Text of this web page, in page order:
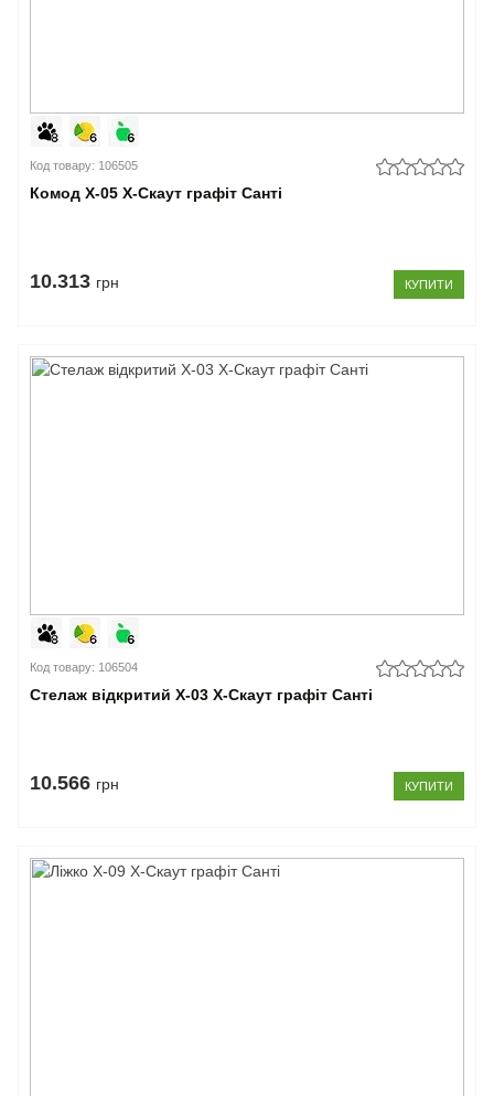
Код товару: 106505
Комод Х-05 X-Скаут графіт Санті
10.313 грн КУПИТИ
Код товару: 106504
Стелаж відкритий Х-03 X-Скаут графіт Санті
10.566 грн КУПИТИ